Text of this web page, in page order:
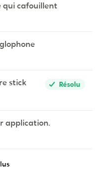
qui cafouillent
stick
Résolu
application.